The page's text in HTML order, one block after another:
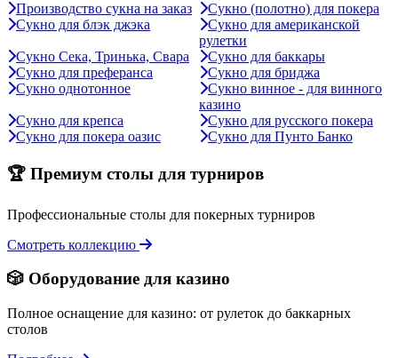
Производство сукна на заказ
Сукно (полотно) для покера
Сукно для блэк джэка
Сукно для американской
рулетки
Сукно Сека, Тринька, Свара
Сукно для баккары
Сукно для преферанса
Сукно для бриджа
Сукно однотонное
Сукно винное - для винного
казино
Сукно для крепса
Сукно для русского покера
Сукно для покера оазис
Сукно для Пунто Банко
🏆 Премиум столы для турниров
Профессиональные столы для покерных турниров
Смотреть коллекцию
🎲 Оборудование для казино
Полное оснащение для казино: от рулеток до баккарных
столов